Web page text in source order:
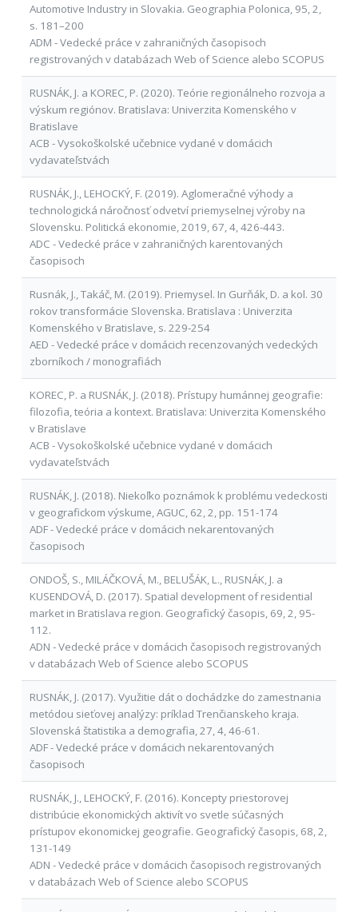
Automotive Industry in Slovakia. Geographia Polonica, 95, 2,
s. 181–200
ADM - Vedecké práce v zahraničných časopisoch
registrovaných v databázach Web of Science alebo SCOPUS
RUSNÁK, J. a KOREC, P. (2020). Teórie regionálneho rozvoja a
výskum regiónov. Bratislava: Univerzita Komenského v
Bratislave
ACB - Vysokoškolské učebnice vydané v domácich
vydavateľstvách
RUSNÁK, J., LEHOCKÝ, F. (2019). Aglomeračné výhody a
technologická náročnosť odvetví priemyselnej výroby na
Slovensku. Politická ekonomie, 2019, 67, 4, 426-443.
ADC - Vedecké práce v zahraničných karentovaných
časopisoch
Rusnák, J., Takáč, M. (2019). Priemysel. In Gurňák, D. a kol. 30
rokov transformácie Slovenska. Bratislava : Univerzita
Komenského v Bratislave, s. 229-254
AED - Vedecké práce v domácich recenzovaných vedeckých
zborníkoch / monografiách
KOREC, P. a RUSNÁK, J. (2018). Prístupy humánnej geografie:
filozofia, teória a kontext. Bratislava: Univerzita Komenského
v Bratislave
ACB - Vysokoškolské učebnice vydané v domácich
vydavateľstvách
RUSNÁK, J. (2018). Niekoľko poznámok k problému vedeckosti
v geografickom výskume, AGUC, 62, 2, pp. 151-174
ADF - Vedecké práce v domácich nekarentovaných
časopisoch
ONDOŠ, S., MILÁČKOVÁ, M., BELUŠÁK, L., RUSNÁK, J. a
KUSENDOVÁ, D. (2017). Spatial development of residential
market in Bratislava region. Geografický časopis, 69, 2, 95-
112.
ADN - Vedecké práce v domácich časopisoch registrovaných
v databázach Web of Science alebo SCOPUS
RUSNÁK, J. (2017). Využitie dát o dochádzke do zamestnania
metódou sieťovej analýzy: príklad Trenčianskeho kraja.
Slovenská štatistika a demografia, 27, 4, 46-61.
ADF - Vedecké práce v domácich nekarentovaných
časopisoch
RUSNÁK, J., LEHOCKÝ, F. (2016). Koncepty priestorovej
distribúcie ekonomických aktivít vo svetle súčasných
prístupov ekonomickej geografie. Geografický časopis, 68, 2,
131-149
ADN - Vedecké práce v domácich časopisoch registrovaných
v databázach Web of Science alebo SCOPUS